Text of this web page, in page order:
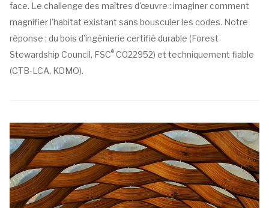
face. Le challenge des maîtres d'œuvre : imaginer comment
magnifier l'habitat existant sans bousculer les codes. Notre
réponse : du bois d’ingénierie certifié durable (Forest
Stewardship Council, FSC® C022952) et techniquement fiable
(CTB-LCA, KOMO).